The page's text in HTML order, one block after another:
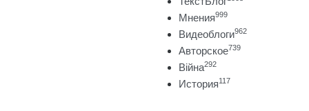
Мнения999
Видеоблоги962
Авторское739
Війна292
История117